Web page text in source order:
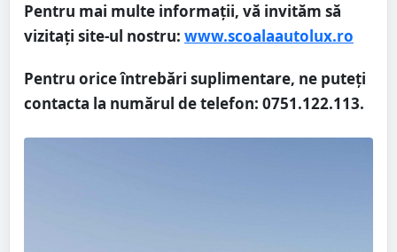
Pentru mai multe informații, vă invităm să
vizitați site-ul nostru: www.scoalaautolux.ro
Pentru orice întrebări suplimentare, ne puteți
contacta la numărul de telefon: 0751.122.113.